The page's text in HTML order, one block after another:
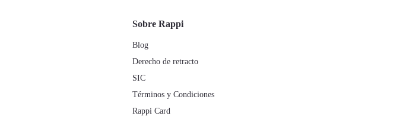
Sobre Rappi
Blog
Derecho de retracto
SIC
Términos y Condiciones
Rappi Card